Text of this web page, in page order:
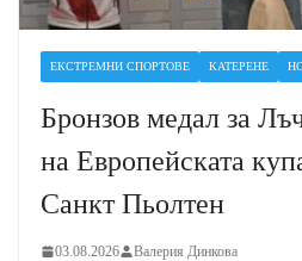
ЕКСТРЕМНИ СПОРТОВЕ КАТЕРЕНЕ
Бронзов медал за
на Европейската
Санкт Пьолтен
03.08.2026 Валерия Динкова